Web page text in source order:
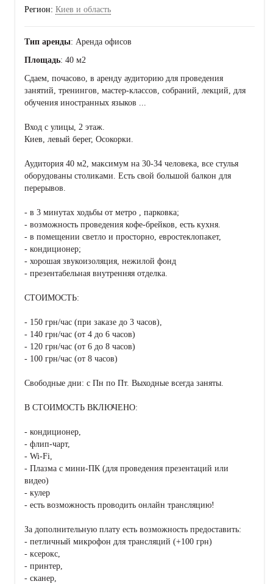
Регион: Киев и область
Тип аренды: Аренда офисов
Площадь: 40 м2
Сдаем, почасово, в аренду аудиторию для проведения
занятий, тренингов, мастер-классов, cобраний, лекций, для
обучения иностранных языков ...
Вход с улицы, 2 этаж.
Киев, левый берег, Осокорки.
Аудитория 40 м2, максимум на 30-34 человека, все стулья
оборудованы столиками. Есть свой большой балкон для
перерывов.
- в 3 минутах ходьбы от метро , парковка;
- возможность проведения кофе-брейков, есть кухня.
- в помещении светло и просторно, евростеклопакет,
- кондиционер;
- хорошая звукоизоляция, нежилой фонд
- презентабельная внутренняя отделка.
СТОИМОСТЬ:
- 150 грн/час (при заказе до 3 часов),
- 140 грн/час (от 4 до 6 часов)
- 120 грн/час (от 6 до 8 часов)
- 100 грн/час (от 8 часов)
Свободные дни: с Пн по Пт. Выходные всегда заняты.
В СТОИМОСТЬ ВКЛЮЧЕНО:
- кондиционер,
- флип-чарт,
- Wi-Fi,
- Плазма с мини-ПК (для проведения презентаций или
видео)
- кулер
- есть возможность проводить онлайн трансляцию!
За дополнительную плату есть возможность предоставить:
- петличный микрофон для трансляций (+100 грн)
- ксерокс,
- принтер,
- сканер,